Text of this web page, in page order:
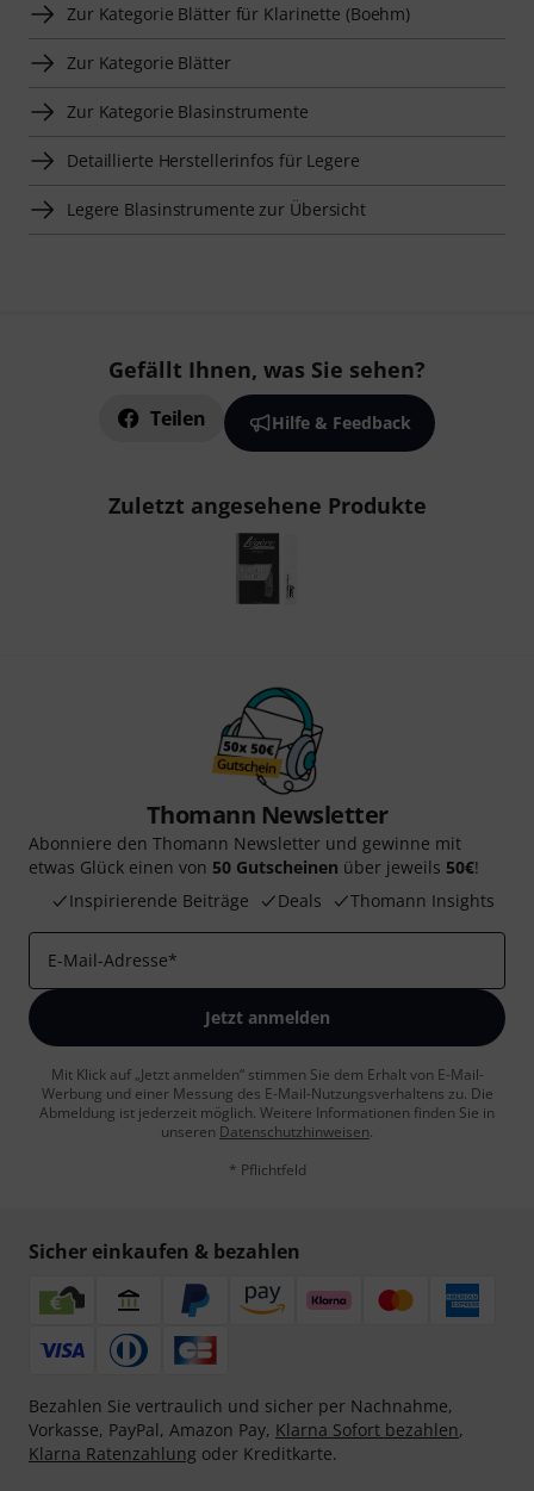
Zur Kategorie Blätter für Klarinette (Boehm)
Zur Kategorie Blätter
Zur Kategorie Blasinstrumente
Detaillierte Herstellerinfos für Legere
Legere Blasinstrumente zur Übersicht
Gefällt Ihnen, was Sie sehen?
Teilen Hilfe & Feedback
Zuletzt angesehene Produkte
Thomann Newsletter
Abonniere den Thomann Newsletter und gewinne mit
etwas Glück einen von 50 Gutscheinen über jeweils 50€!
Inspirierende Beiträge
Deals Thomann Insights
E-Mail-Adresse*
Jetzt anmelden
Mit Klick auf „Jetzt anmelden“ stimmen Sie dem Erhalt von E-Mail-
Werbung und einer Messung des E-Mail-Nutzungsverhaltens zu. Die
Abmeldung ist jederzeit möglich. Weitere Informationen finden Sie in
unseren Datenschutzhinweisen.
* Pflichtfeld
Sicher einkaufen & bezahlen
Bezahlen Sie vertraulich und sicher per Nachnahme,
Vorkasse, PayPal, Amazon Pay, Klarna Sofort bezahlen,
Klarna Ratenzahlung oder Kreditkarte.